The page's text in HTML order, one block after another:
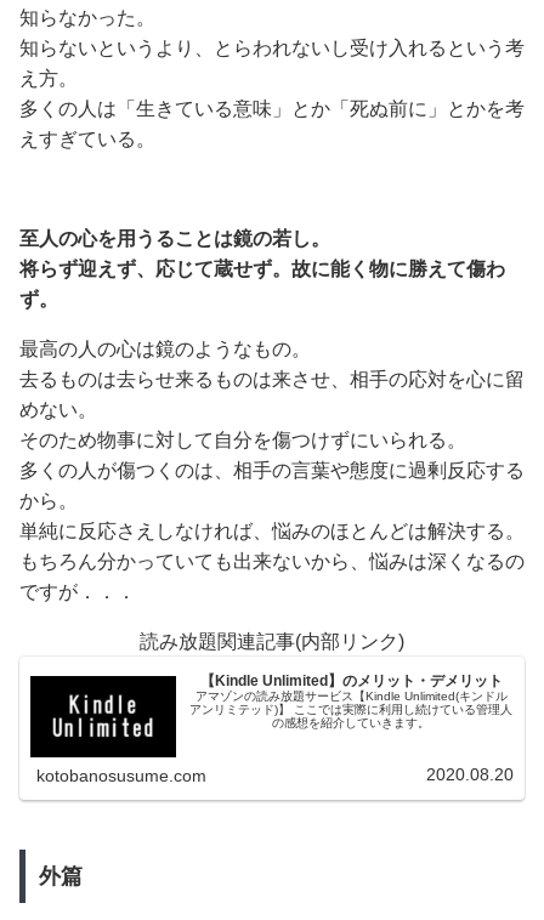
知らなかった。
知らないというより、とらわれないし受け入れるという考
え方。
多くの人は「生きている意味」とか「死ぬ前に」とかを考
えすぎている。
至人の心を用うることは鏡の若し。
将らず迎えず、応じて蔵せず。故に能く物に勝えて傷わ
ず。
最高の人の心は鏡のようなもの。
去るものは去らせ来るものは来させ、相手の応対を心に留
めない。
そのため物事に対して自分を傷つけずにいられる。
多くの人が傷つくのは、相手の言葉や態度に過剰反応する
から。
単純に反応さえしなければ、悩みのほとんどは解決する。
もちろん分かっていても出来ないから、悩みは深くなるの
ですが．．．
読み放題関連記事(内部リンク)
【Kindle Unlimited】のメリット・デメリット
アマゾンの読み放題サービス【Kindle Unlimited(キンドル
アンリミテッド)】 ここでは実際に利用し続けている管理人
の感想を紹介していきます。
kotobanosusume.com 2020.08.20
外篇